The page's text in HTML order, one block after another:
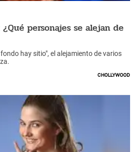
personajes se alejan de
hay sitio", el alejamiento de varios
Chollywood